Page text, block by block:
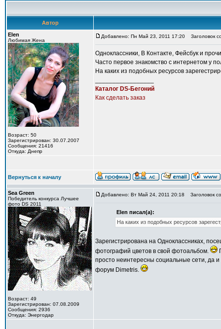
Автор
Elen
Любимая Жена
Возраст: 50
Зарегистрирован: 30.07.2007
Сообщения: 21416
Откуда: Днепр
Добавлено: Пн Май 23, 2011 17:20 Заголовок
Одноклассники, В Контакте, Фейсбук и
Часто первое знакомство с интернетом у
На каких из подобных ресурсов
Каталог DS-Бегоний
Как сделать заказ
Вернуться к началу
Sea Green
Победитель конкурса Лучшее
фото DS 2011
Возраст: 49
Зарегистрирован: 07.08.2009
Сообщения: 2936
Откуда: Энергодар
Добавлено: Вт Май 24, 2011 20:18 Заголовок
Elen писал(а):
На каких из подобных ресурсов
Зарегистрирована на Одноклассниках,
фотографий цветов в свой фотоальбом.
просто неинтересны социальные сети, да
форум Dimetris.